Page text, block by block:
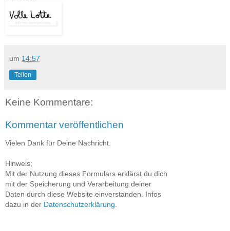
um 14:57
Teilen
Keine Kommentare:
Kommentar veröffentlichen
Vielen Dank für Deine Nachricht.
Hinweis;
Mit der Nutzung dieses Formulars erklärst du dich
mit der Speicherung und Verarbeitung deiner
Daten durch diese Website einverstanden. Infos
dazu in der Datenschutzerklärung